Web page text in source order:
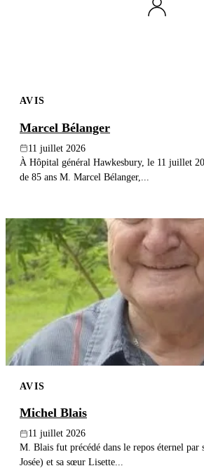
AVIS
Marcel Bélanger
11 juillet 2026
À Hôpital général Hawkesbury, le 11 juillet
de 85 ans M. Marcel Bélanger,...
AVIS
Michel Blais
11 juillet 2026
M. Blais fut précédé dans le repos éternel
Josée) et sa sœur Lisette...